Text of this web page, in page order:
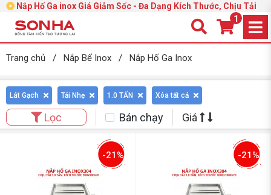
Nắp Hố Ga inox Giá Giảm Sốc - Đa Dạng Kích Thước, Chịu Tải
1
Trang chủ / Nắp Bể Inox / Nắp Hố Ga Inox
Lát Gạch Tải Nhẹ 1.0 TẤN Xóa tất cả
Lọc Bán chạy Giá
-21% -21%